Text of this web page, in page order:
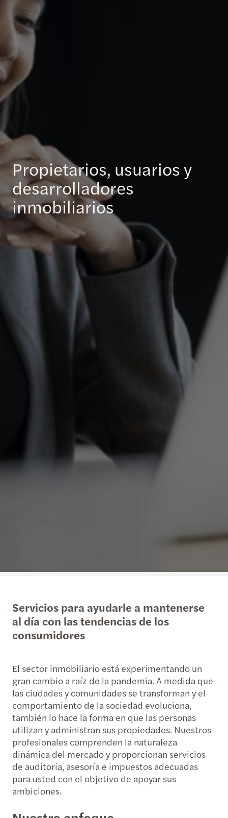
Propietarios, usuarios y
desarrolladores
inmobiliarios
Servicios para ayudarle a mantenerse
al día con las tendencias de los
consumidores
El sector inmobiliario está experimentando un
gran cambio a raíz de la pandemia. A medida que
las ciudades y comunidades se transforman y el
comportamiento de la sociedad evoluciona,
también lo hace la forma en que las personas
utilizan y administran sus propiedades. Nuestros
profesionales comprenden la naturaleza
dinámica del mercado y proporcionan servicios
de auditoría, asesoría e impuestos adecuadas
para usted con el objetivo de apoyar sus
ambiciones.